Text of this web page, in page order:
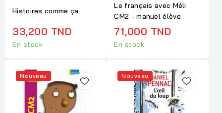
Histoires comme ça
33,200 TND
En stock
Le français avec Méli
CM2 - manuel élève
71,000 TND
En stock
Nouveau Nouveau